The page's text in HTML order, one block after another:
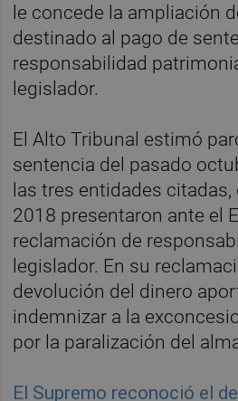
le concede la ampliación
destinado al pago de
responsabilidad
legislador.
El Alto Tribunal estimó
sentencia del pasado
las tres entidades citadas,
2018 presentaron ante el
reclamación de
legislador. En su
devolución del dinero
indemnizar a la
por la paralización del
El Supremo reconoció el